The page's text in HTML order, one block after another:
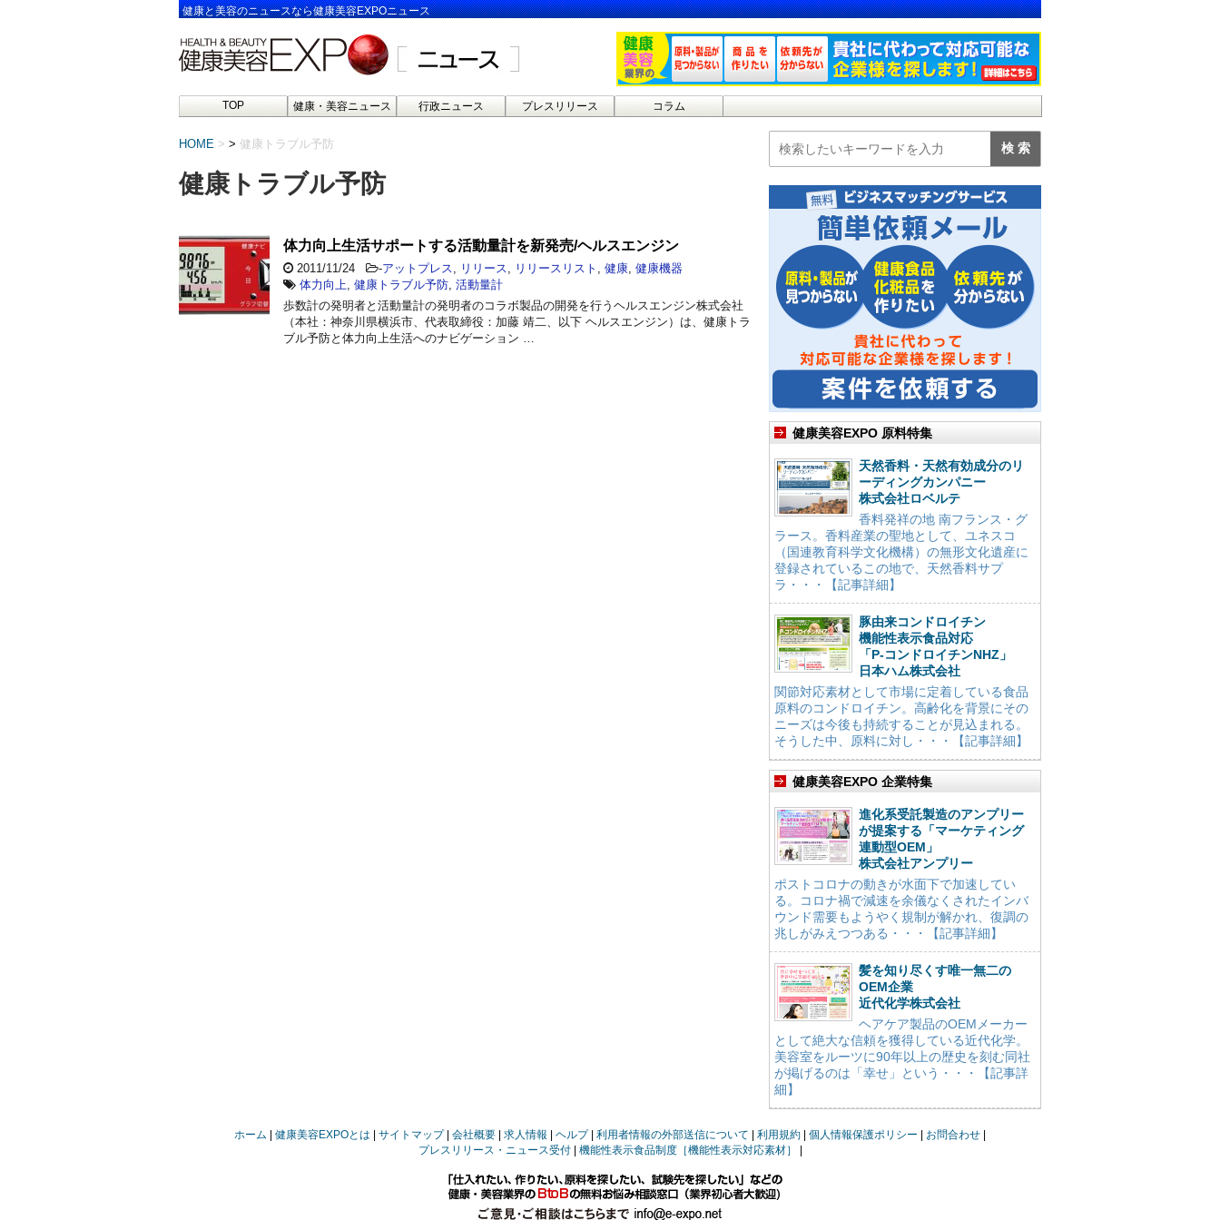
健康と美容のニュースなら健康美容EXPOニュース
TOP 健康・美容ニュース 行政ニュース プレスリリース コラム
HOME > 健康トラブル予防
健康トラブル予防
体力向上生活サポートする活動量計を新発売/ヘルスエンジン
2011/11/24 -アットプレス リリース リリースリスト 健康 健康機器
体力向上 健康トラブル予防 活動量計
歩数計の発明者と活動量計の発明者のコラボ製品の開発を行うヘルスエンジン株式会社
（本社：神奈川県横浜市、代表取締役：加藤 靖二、以下 ヘルスエンジン）は、健康トラ
ブル予防と体力向上生活へのナビゲーション …
健康美容EXPO 原料特集
天然香料・天然有効成分のリ
ーディングカンパニー
株式会社ロベルテ
香料発祥の地 南フランス・グ
ラース。香料産業の聖地として、ユネスコ
（国連教育科学文化機構）の無形文化遺産に
登録されているこの地で、天然香料サプ
ラ・・・【記事詳細】
豚由来コンドロイチン
機能性表示食品対応
「P-コンドロイチンNHZ」
日本ハム株式会社
関節対応素材として市場に定着している食品
原料のコンドロイチン。高齢化を背景にその
ニーズは今後も持続することが見込まれる。
そうした中、原料に対し・・・【記事詳細】
健康美容EXPO 企業特集
進化系受託製造のアンプリー
が提案する「マーケティング
連動型OEM」
株式会社アンプリー
ポストコロナの動きが水面下で加速してい
る。コロナ禍で減速を余儀なくされたインバ
ウンド需要もようやく規制が解かれ、復調の
兆しがみえつつある・・・【記事詳細】
髪を知り尽くす唯一無二の
OEM企業
近代化学株式会社
ヘアケア製品のOEMメーカー
として絶大な信頼を獲得している近代化学。
美容室をルーツに90年以上の歴史を刻む同社
が掲げるのは「幸せ」という・・・【記事詳
細】
ホーム 健康美容EXPOとは サイトマップ 会社概要 求人情報 ヘルプ 利用者情報の外部送信について 利用規約 個人情報保護ポリシー
お問合わせ
プレスリリース・ニュース受付
機能性表示食品制度［機能性表示対応素材］